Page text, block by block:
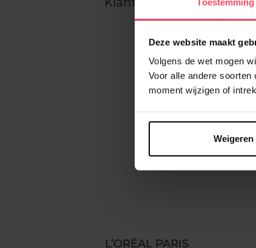
Toestemming
Deze website maakt
Volgens de wet mogen
Voor alle andere
moment wijzigen of
Weigeren
L’ORÉAL PARIS